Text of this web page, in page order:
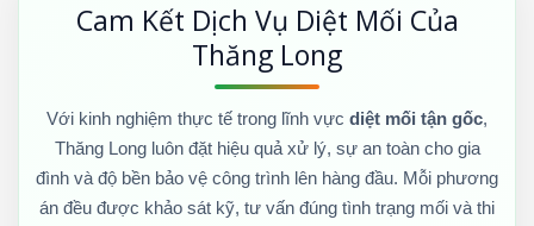
Cam Kết Dịch Vụ Diệt Mối Của
Thăng Long
Với kinh nghiệm thực tế trong lĩnh vực diệt mối tận gốc,
Thăng Long luôn đặt hiệu quả xử lý, sự an toàn cho gia
đình và độ bền bảo vệ công trình lên hàng đầu. Mỗi phương
án đều được khảo sát kỹ, tư vấn đúng tình trạng mối và thi